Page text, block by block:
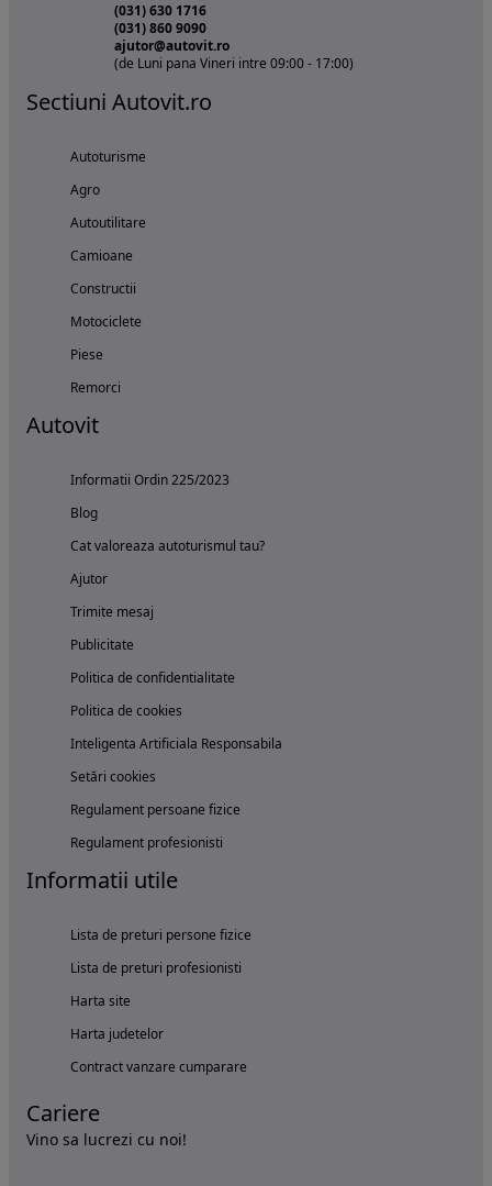
(031) 630 1716
(031) 860 9090
ajutor@autovit.ro
(de Luni pana Vineri intre 09:00 - 17:00)
Sectiuni Autovit.ro
Autoturisme
Agro
Autoutilitare
Camioane
Constructii
Motociclete
Piese
Remorci
Autovit
Informatii Ordin 225/2023
Blog
Cat valoreaza autoturismul tau?
Ajutor
Trimite mesaj
Publicitate
Politica de confidentialitate
Politica de cookies
Inteligenta Artificiala Responsabila
Setări cookies
Regulament persoane fizice
Regulament profesionisti
Informatii utile
Lista de preturi persone fizice
Lista de preturi profesionisti
Harta site
Harta judetelor
Contract vanzare cumparare
Cariere
Vino sa lucrezi cu noi!